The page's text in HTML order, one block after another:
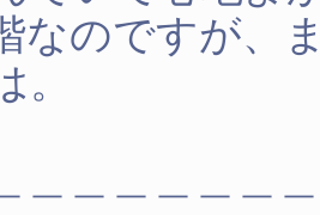
なのですが、
。